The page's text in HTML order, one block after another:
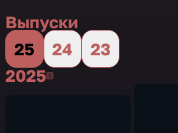
Выпуски
25
24
23
20252025